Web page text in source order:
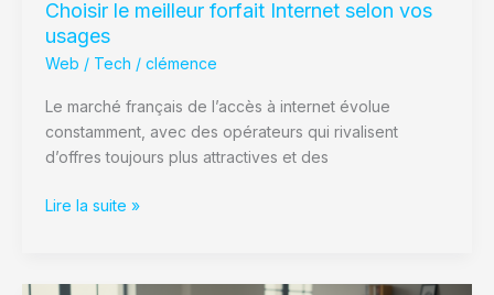
Choisir le meilleur forfait Internet selon vos
usages
Web / Tech / clémence
Le marché français de l’accès à internet évolue
constamment, avec des opérateurs qui rivalisent
d’offres toujours plus attractives et des
Lire la suite »